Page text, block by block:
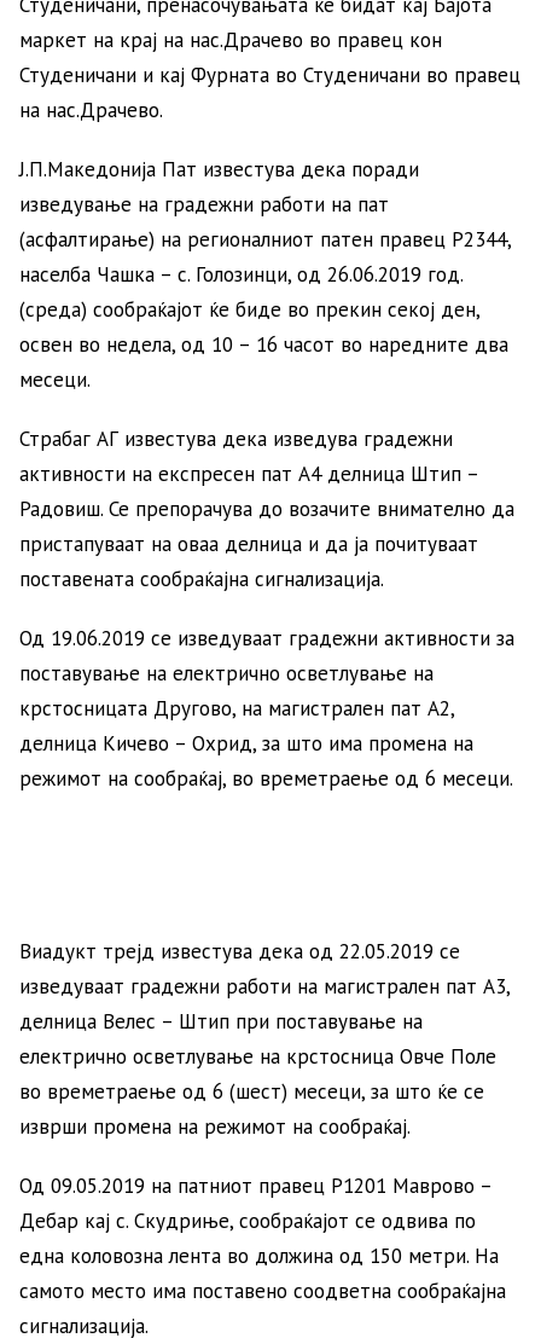
маркет на крај на нас.Драчево во правец кон
Студеничани и кај Фурната во Студеничани во правец
на нас.Драчево.
Ј.П.Македонија Пат известува дека поради
изведување на градежни работи на пат
(асфалтирање) на регионалниот патен правец Р2344,
населба Чашка – с. Голозинци, од 26.06.2019 год.
(среда) сообраќајот ќе биде во прекин секој ден,
освен во недела, од 10 – 16 часот во наредните два
месеци.
Страбаг АГ известува дека изведува градежни
активности на експресен пат А4 делница Штип –
Радовиш. Се препорачува до возачите внимателно да
пристапуваат на оваа делница и да ја почитуваат
поставената сообраќајна сигнализација.
Од 19.06.2019 се изведуваат градежни активности за
поставување на електрично осветлување на
крстосницата Другово, на магистрален пат А2,
делница Кичево – Охрид, за што има промена на
режимот на сообраќај, во времетраење од 6 месеци.
Виадукт трејд известува дека од 22.05.2019 се
изведуваат градежни работи на магистрален пат А3,
делница Велес – Штип при поставување на
електрично осветлување на крстосница Овче Поле
во времетраење од 6 (шест) месеци, за што ќе се
изврши промена на режимот на сообраќај.
Од 09.05.2019 на патниот правец Р1201 Маврово –
Дебар кај с. Скудриње, сообраќајот се одвива по
една коловозна лента во должина од 150 метри. На
самото место има поставено соодветна сообраќајна
сигнализација.